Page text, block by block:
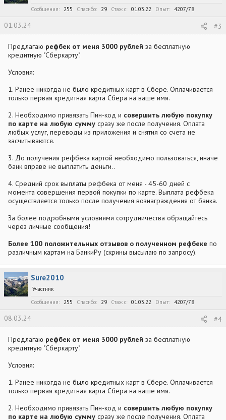
Сообщения
255 Спасибо 29 Стаж c 01.03.22 Опыт 4207/78
01.03.24 #3
Предлагаю рефбек от меня 3000 рублей за бесплатную
кредитную "Сберкарту".
Условия:
1. Ранее никогда не было кредитных карт в Сбере. Оплачивается
только первая кредитная карта Сбера на ваше имя.
2. Необходимо привязать Пин-код и совершить любую покупку
по карте на любую сумму сразу же после получения. Оплата
любых услуг, переводы из приложения и снятия со счета не
засчитываются.
3. До получения рефбека картой необходимо пользоваться, иначе
банк вправе не выплатить деньги..
4. Средний срок выплаты рефбека от меня - 45-60 дней с
момента совершения первой покупки по карте. Выплата рефбека
осуществляется только после получения вознаграждения от банка.
За более подробными условиями сотрудничества обращайтесь
через личные сообщения!
Более 100 положительных отзывов о полученном рефбеке по
различным картам на БанкиРу (скрины высылаю по запросу).
Sure2010
Участник
Сообщения
255 Спасибо 29 Стаж c 01.03.22 Опыт 4207/78
08.03.24 #4
Предлагаю рефбек от меня 3000 рублей за бесплатную
кредитную "Сберкарту".
Условия:
1. Ранее никогда не было кредитных карт в Сбере. Оплачивается
только первая кредитная карта Сбера на ваше имя.
2. Необходимо привязать Пин-код и совершить любую покупку
по карте на любую сумму сразу же после получения. Оплата